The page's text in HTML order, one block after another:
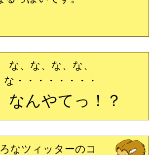
な、な、な、な、
な・・・・・・・・
なんやてっ！？
なツィッターのコ